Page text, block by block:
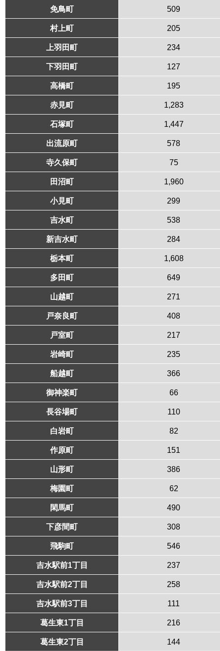
免鳥町 509
村上町 205
上羽田町 234
下羽田町 127
高橋町 195
赤見町 1,283
石塚町 1,447
出流原町 578
寺久保町 75
田沼町 1,960
小見町 299
吉水町 538
新吉水町 284
栃本町 1,608
多田町 649
山越町 271
戸奈良町 408
戸室町 217
岩崎町 235
船越町 366
御神楽町 66
長谷場町 110
白岩町 82
作原町 151
山形町 386
梅園町 62
閑馬町 490
下彦間町 308
飛駒町 546
吉水駅前1丁目 237
吉水駅前2丁目 258
吉水駅前3丁目 111
葛生東1丁目 216
葛生東2丁目 144